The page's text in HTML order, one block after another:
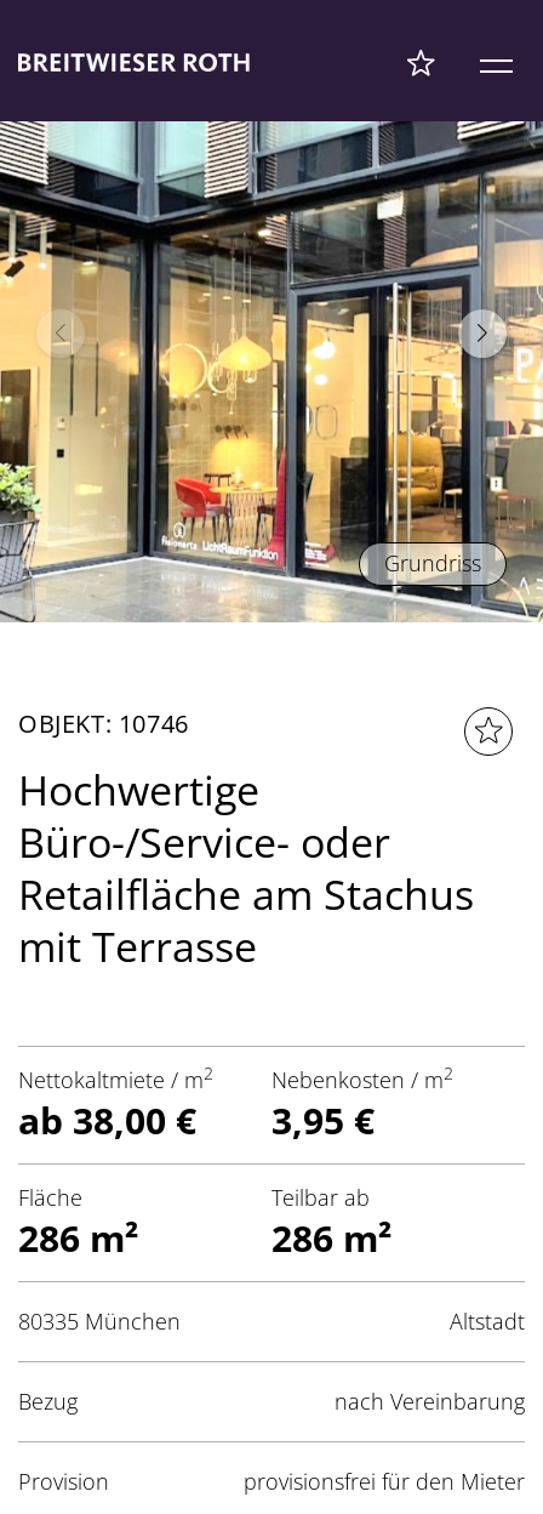
Grundriss
OBJEKT: 10746
Hochwertige
Büro-/Service- oder
Retailfläche am Stachus
mit Terrasse
Nettokaltmiete / m2
ab 38,00 €
Nebenkosten / m2
3,95 €
Fläche
286 m²
Teilbar ab
286 m²
80335 München Altstadt
Bezug nach Vereinbarung
Provision provisionsfrei für den Mieter